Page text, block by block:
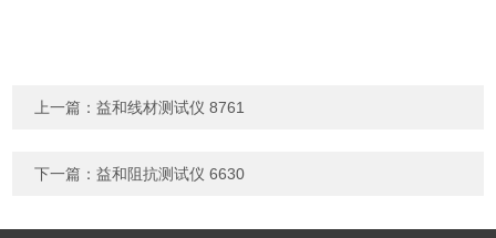
上一篇：益和线材测试仪 8761
下一篇：益和阻抗测试仪 6630